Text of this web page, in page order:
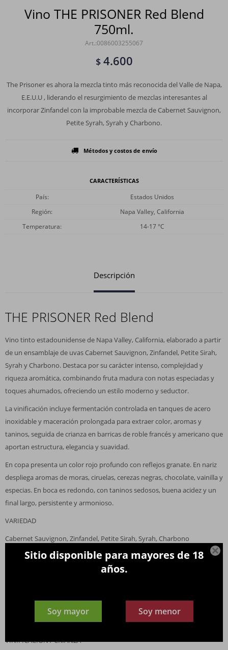

Sitio disponible para mayores de 18
años.
Soy mayor Soy menor
Vino THE PRISONER Red Blend
750ml.
0086003255067
$ 4.600
The Prisoner es ahora la mezcla tinto más reconocida del Valle de Napa,
E.E.U.U , liderando el resurgimiento de mezclas interesantes al
incorporar Zinfandel con la improbable mezcla de Cabernet Sauvignon,
Petite Syrah, Syrah y Charbono.
Métodos y costos de envío
CARACTERÍSTICAS
País
Estados Unidos
Región
Napa Valley, California
Temperatura
14-17 °C
Descripción
THE PRISONER Red Blend
Vino tinto estadounidense de Napa Valley, California, elaborado a partir
de un ensamblaje de uvas Cabernet Sauvignon, Zinfandel, Petite Sirah,
Syrah y Charbono. Destaca por su carácter intenso, complejidad y
riqueza aromática, combinando fruta madura con notas especiadas y
toques ahumados, ofreciendo un estilo moderno y seductor.
La vinificación incluye fermentación controlada en tanques de acero
inoxidable y maceración prolongada para extraer color, aromas y
taninos, seguida de crianza en barricas de roble francés y americano que
aportan estructura, elegancia y suavidad.
En copa presenta un color rojo profundo con reflejos granate. En nariz
despliega aromas de moras, ciruelas, cerezas negras, chocolate, vainilla y
especias. En boca es redondo, con taninos sedosos, buena acidez y un
final largo, persistente y armonioso.
VARIEDAD
Cabernet Sauvignon, Zinfandel, Petite Sirah, Syrah, Charbono
VIÑEDO / UBICACIÓN
Napa Valley, California, EE. UU.; viñedos seleccionados sobre suelos
VINIFICACIÓN / CRIANZA